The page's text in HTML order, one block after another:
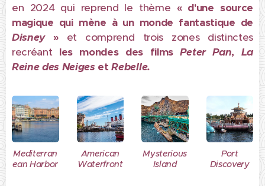
en 2024 qui reprend le thème « d'une source
magique qui mène à un monde fantastique de
Disney»et comprend trois zones distinctes
recréant les mondes des filmsPeter Pan, La
Reine des NeigesetRebelle.
Mediterran
ean Harbor
American
Waterfront
Mysterious
Island
Port
Discovery